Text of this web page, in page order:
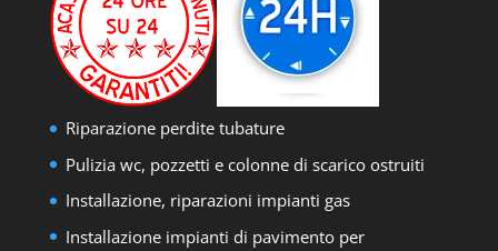
Riparazione perdite tubature
Pulizia wc, pozzetti e colonne di scarico ostruiti
Installazione, riparazioni impianti gas
Installazione impianti di pavimento per